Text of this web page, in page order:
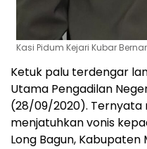
Kasi Pidum Kejari Kubar
Ketuk palu terdengar
Utama Pengadilan
(28/09/2020). Ternyata
menjatuhkan vonis
Long Bagun, Kabupaten